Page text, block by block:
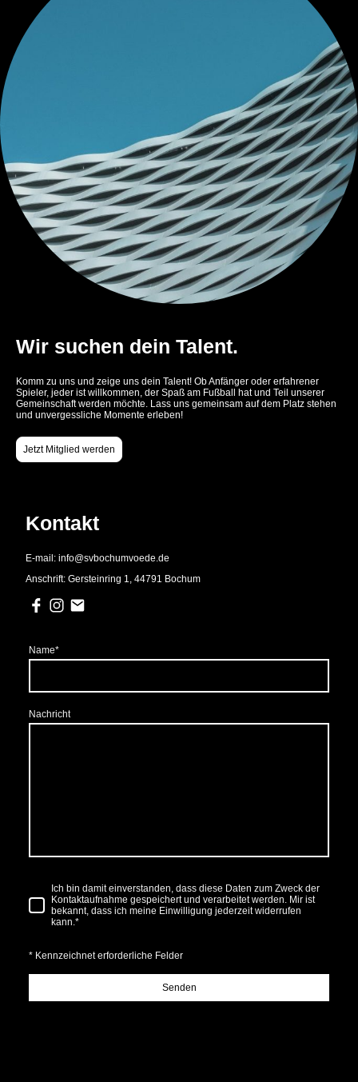
Wir suchen dein Talent.
Komm zu uns und zeige uns dein Talent! Ob Anfänger oder erfahrener
Spieler, jeder ist willkommen, der Spaß am Fußball hat und Teil unserer
Gemeinschaft werden möchte. Lass uns gemeinsam auf dem Platz stehen
und unvergessliche Momente erleben!
Jetzt Mitglied werden
Kontakt
E-mail: info@svbochumvoede.de
Anschrift: Gersteinring 1, 44791 Bochum
Name*
Nachricht
Ich bin damit einverstanden, dass diese Daten zum Zweck der
Kontaktaufnahme gespeichert und verarbeitet werden. Mir ist
bekannt, dass ich meine Einwilligung jederzeit widerrufen
kann.*
* Kennzeichnet erforderliche Felder
Senden